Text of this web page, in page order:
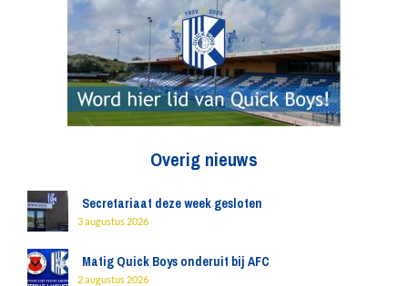
Overig nieuws
Secretariaat deze week gesloten
3 augustus 2026
Matig Quick Boys onderuit bij AFC
2 augustus 2026